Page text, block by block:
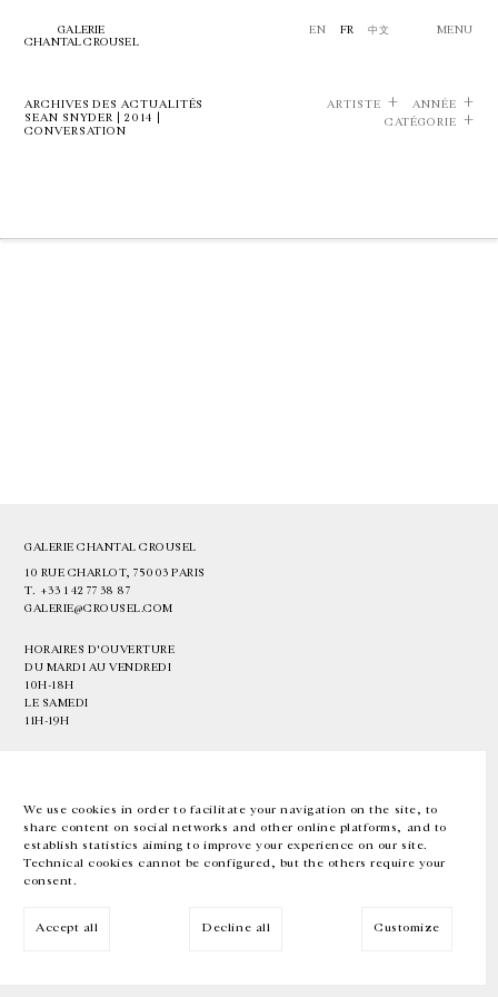
We use cookies in order to facilitate your navigation on the site, to
share content on social networks and other online platforms, and to
establish statistics aiming to improve your experience on our site.
Technical cookies cannot be configured, but the others require your
consent.
Accept all Decline all Customize
GALERIE
CHANTAL CROUSEL
EN FR 中文 MENU
ARCHIVES DES ACTUALITÉS
SEAN SNYDER | 2014 |
CONVERSATION
ARTISTE
ANNÉE
CATÉGORIE
GALERIE CHANTAL CROUSEL
10 RUE CHARLOT, 75003 PARIS
T. +33 1 42 77 38 87
GALERIE@CROUSEL.COM
HORAIRES D'OUVERTURE
DU MARDI AU VENDREDI
10H-18H
LE SAMEDI
11H-19H
EN FR 中文 Facebook Instagram
Inscrivez-vous à notre newsletter